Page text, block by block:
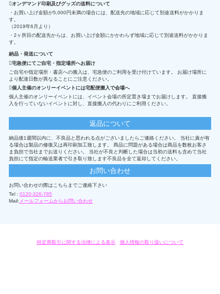
オンデマンド印刷及びグッズの送料について
・お買い上げ金額が5,000円未満の場合には、配送先の地域に応じて別途送料がかかりま
す。
（2019年6月より）
・2ヶ所目の配送先からは、お買い上げ金額にかかわらず地域に応じて別途送料がかかりま
す。
納品・発送について
宅急便にてご自宅・指定場所へお届け
ご自宅や指定場所・書店への搬入は、宅急便のご利用を受け付けています。 お届け場所に
より配達日数が異なることにご注意ください。
個人主催のオンリーイベントには宅配便搬入で会場へ
個人主催のオンリーイベントには、イベント会場の所定置き場までお届けします。 直接搬
入を行っていないイベントに対し、直接搬入の代わりにご利用ください。
返品について
納品後1週間以内に、不良品と思われる点がございましたらご連絡ください。 当社に責が有
る場合は製品の修復又は再印刷加工致します。 商品に問題がある場合は商品を数枚お客さ
ま負担で当社までお送りください。 当社が不良と判断した場合は当初の送料も含めて当社
負担にて指定の輸送業者で引き取り致します不良品を全て返却してください。
お問い合わせ
お問い合わせの際はこちらまでご連絡下さい
Tel : 0120-326-785
Mail: メールフォームからお問い合わせ
特定商取引に関する法律による表示/ 個人情報の取り扱いについて